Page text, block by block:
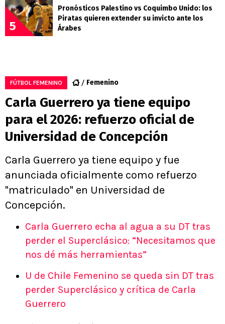
5
Pronósticos Palestino vs Coquimbo Unido: los
Piratas quieren extender su invicto ante los
Árabes
FÚTBOL FEMENINO Femenino
Carla Guerrero ya tiene equipo
para el 2026: refuerzo oficial de
Universidad de Concepción
Carla Guerrero ya tiene equipo y fue
anunciada oficialmente como refuerzo
"matriculado" en Universidad de
Concepción.
Carla Guerrero echa al agua a su DT tras
perder el Superclásico: “Necesitamos que
nos dé más herramientas”
U de Chile Femenino se queda sin DT tras
perder Superclásico y crítica de Carla
Guerrero